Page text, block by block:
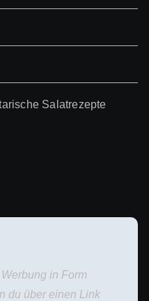
Salatrezepte
in Form
du über einen Link